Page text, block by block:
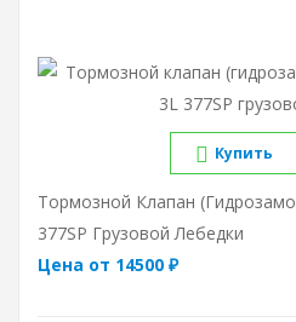
Купить
Тормозной Клапан
377SP Грузовой Лебедки
Цена от 14500 ₽